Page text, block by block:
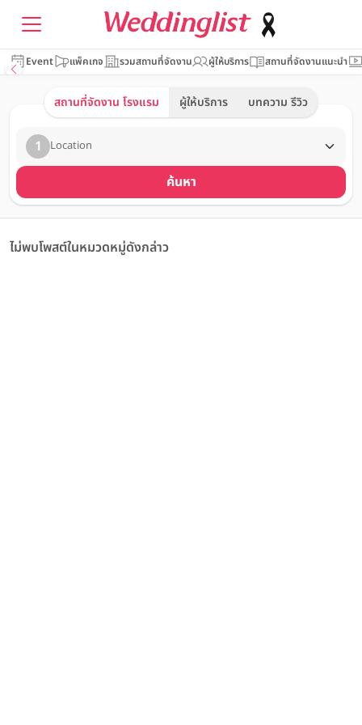
Event แพ็คเกจ รวมสถานที่จัดงาน ผู้ให้บริการ สถานที่จัดงานแนะนำ
สถานที่จัดงาน โรงแรม ผู้ให้บริการ บทความ รีวิว
1 Location
ค้นหา
ไม่พบโพสต์ในหมวดหมู่ดังกล่าว